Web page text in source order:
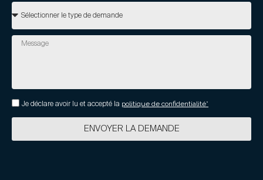
Je déclare avoir lu et accepté la politique de confidentialité*
ENVOYER LA DEMANDE